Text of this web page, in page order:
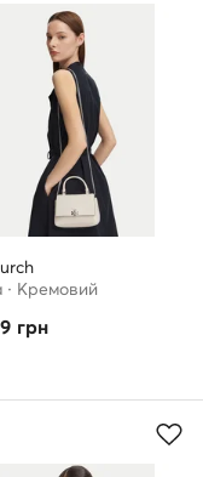
· Кремовий
грн